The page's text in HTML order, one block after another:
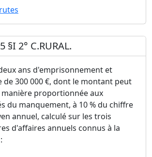
§I 2° C.RURAL.
ans d'emprisonnement et
de 300 000 €, dont le montant peut
proportionnée aux
du manquement, à 10 % du chiffre
annuel, calculé sur les trois
d'affaires annuels connus à la